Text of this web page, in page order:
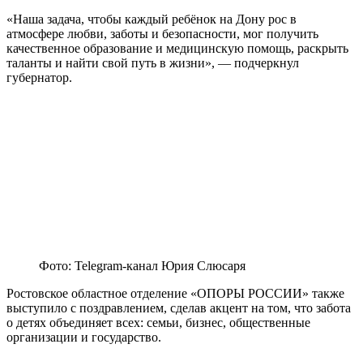
«Наша задача, чтобы каждый ребёнок на Дону рос в
атмосфере любви, заботы и безопасности, мог получить
качественное образование и медицинскую помощь, раскрыть
таланты и найти свой путь в жизни», — подчеркнул
губернатор.
Фото: Telegram-канал Юрия Слюсаря
Ростовское областное отделение «ОПОРЫ РОССИИ» также
выступило с поздравлением, сделав акцент на том, что забота
о детях объединяет всех: семьи, бизнес, общественные
организации и государство.